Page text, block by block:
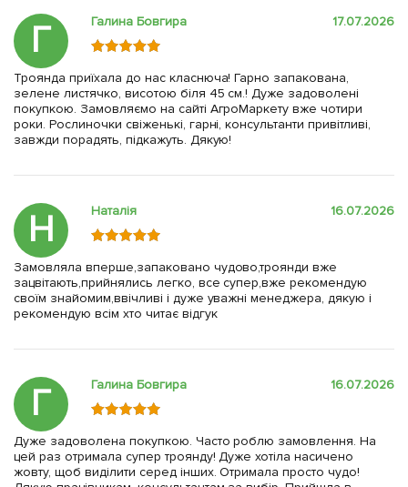
Г Галина Бовгира 17.07.2026
Троянда приїхала до нас класнюча! Гарно запакована,
зелене листячко, висотою біля 45 см.! Дуже задоволені
покупкою. Замовляємо на сайті АгроМаркету вже чотири
роки. Рослиночки свіженькі, гарні, консультанти привітливі,
завжди порадять, підкажуть. Дякую!
Н Наталія 16.07.2026
Замовляла вперше,запаковано чудово,троянди вже
зацвітають,прийнялись легко, все супер,вже рекомендую
своїм знайомим,ввічливі і дуже уважні менеджера, дякую і
рекомендую всім хто читає відгук
Г Галина Бовгира 16.07.2026
Дуже задоволена покупкою. Часто роблю замовлення. На
цей раз отримала супер троянду! Дуже хотіла насичено
жовту, щоб виділити серед інших. Отримала просто чудо!